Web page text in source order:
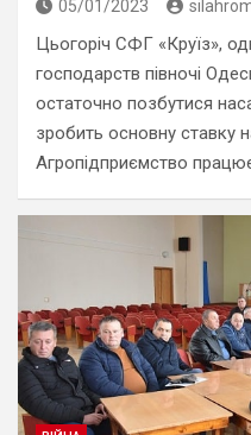
05/01/2023
Цьогоріч СФГ «Круїз»,
господарств півночі
остаточно позбутися
зробить основну ставку
Агропідприємство